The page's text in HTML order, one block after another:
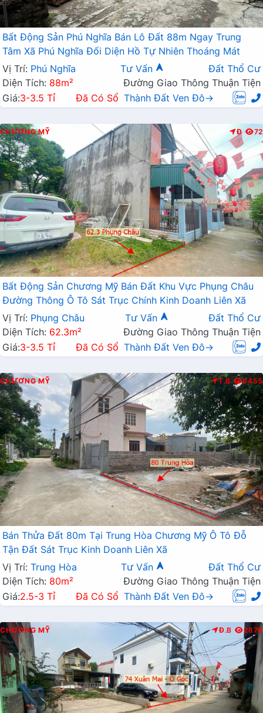
Bất Động Sản Phú Nghĩa Bán Lô Đất 88m Ngay Trung
Tâm Xã Phú Nghĩa Đối Diện Hồ Tự Nhiên Thoáng Mát
Vị Trí: Phú Nghĩa Tư Vấn
Đất Thổ Cư
Diện Tích: 88m²
Đường Giao Thông Thuận Tiện
Giá:3-3.5 Tỉ Đã Có Sổ Thành Đất Ven Đô→
CHƯƠNG MỸ Đ 72
Bất Động Sản Chương Mỹ Bán Đất Khu Vực Phụng Châu
Đường Thông Ô Tô Sát Trục Chính Kinh Doanh Liên Xã
Vị Trí: Phụng Châu Tư Vấn
Đất Thổ Cư
Diện Tích: 62.3m²
Đường Giao Thông Thuận Tiện
Giá:3-3.5 Tỉ Đã Có Sổ Thành Đất Ven Đô→
CHƯƠNG MỸ T.B 8455
Bán Thửa Đất 80m Tại Trung Hòa Chương Mỹ Ô Tô Đỗ
Tận Đất Sát Trục Kinh Doanh Liên Xã
Vị Trí: Trung Hòa Tư Vấn
Đất Thổ Cư
Diện Tích: 80m²
Đường Giao Thông Thuận Tiện
Giá:2.5-3 Tỉ Đã Có Sổ Thành Đất Ven Đô→
CHƯƠNG MỸ Đ.B 2876